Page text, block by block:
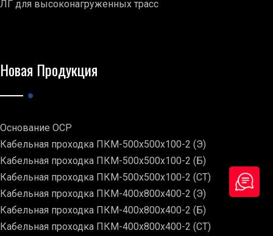
ЛГ для высоконагруженных трасс
Новая Продукция
Основание ОСР
Кабельная проходка ПКМ-500х500х100-2 (Э)
Кабельная проходка ПКМ-500х500х100-2 (Б)
Кабельная проходка ПКМ-500х500х100-2 (СТ)
Кабельная проходка ПКМ-400х800х400-2 (Э)
Кабельная проходка ПКМ-400х800х400-2 (Б)
Кабельная проходка ПКМ-400х800х400-2 (СТ)